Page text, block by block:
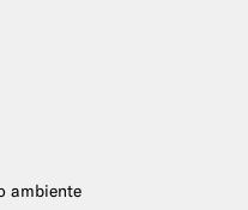
ambiente